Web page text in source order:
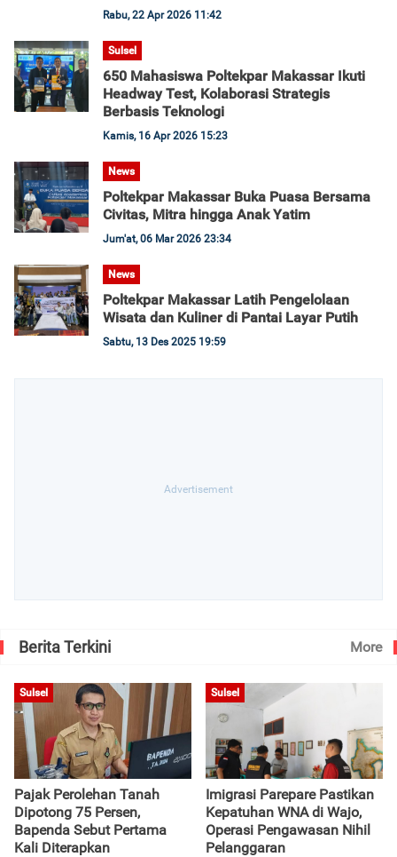
Rabu, 22 Apr 2026 11:42
Sulsel
650 Mahasiswa Poltekpar Makassar Ikuti
Headway Test, Kolaborasi Strategis
Berbasis Teknologi
Kamis, 16 Apr 2026 15:23
News
Poltekpar Makassar Buka Puasa Bersama
Civitas, Mitra hingga Anak Yatim
Jum'at, 06 Mar 2026 23:34
News
Poltekpar Makassar Latih Pengelolaan
Wisata dan Kuliner di Pantai Layar Putih
Sabtu, 13 Des 2025 19:59
Berita Terkini More
Sulsel
Pajak Perolehan Tanah
Dipotong 75 Persen,
Bapenda Sebut Pertama
Kali Diterapkan
Sulsel
Imigrasi Parepare Pastikan
Kepatuhan WNA di Wajo,
Operasi Pengawasan Nihil
Pelanggaran